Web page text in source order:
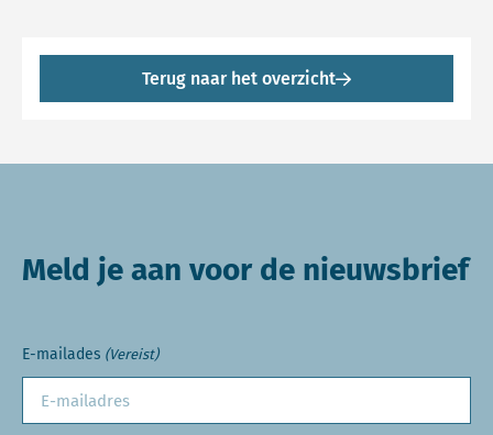
Terug naar het overzicht
Meld je aan voor de nieuwsbrief
E-mailades (Vereist)